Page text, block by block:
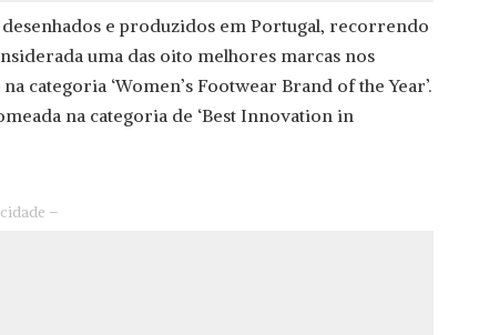
desenhados e produzidos em Portugal, recorrendo
uma das oito melhores marcas nos
categoria ‘Women’s Footwear Brand of the Year’.
na categoria de ‘Best Innovation in
–